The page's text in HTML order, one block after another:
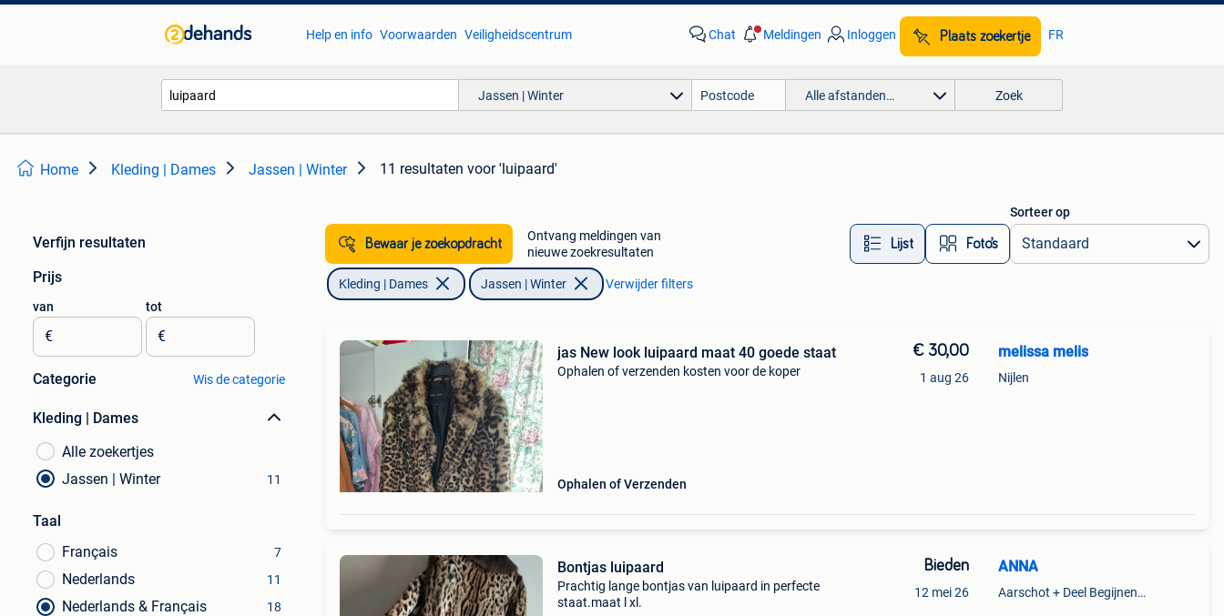
Help en info Voorwaarden Veiligheidscentrum Chat Meldingen Inloggen Plaats zoekertje FR
Jassen | Winter Alle afstanden… Zoek
Home Kleding | Dames Jassen | Winter 11 resultaten voor 'luipaard'
Verfijn resultaten
Prijs
van
€
tot
€
Categorie Wis de categorie
Kleding | Dames
Alle zoekertjes
Jassen | Winter
11
Taal
Français
7
Nederlands 11
Nederlands & Français 18
Bewaar je zoekopdracht
Ontvang meldingen van
nieuwe zoekresultaten
Lijst Foto’s
Sorteer op
Kleding | Dames Jassen | Winter Verwijder filters
jas New look luipaard maat 40 goede staat
Ophalen of verzenden kosten voor de koper
Ophalen of Verzenden
€ 30,00
1 aug 26
melissa melis
Nijlen
Bontjas luipaard
Prachtig lange bontjas van luipaard in perfecte
staat.maat l xl.
Bieden
12 mei 26
ANNA
Aarschot + Deel Begijnendijk